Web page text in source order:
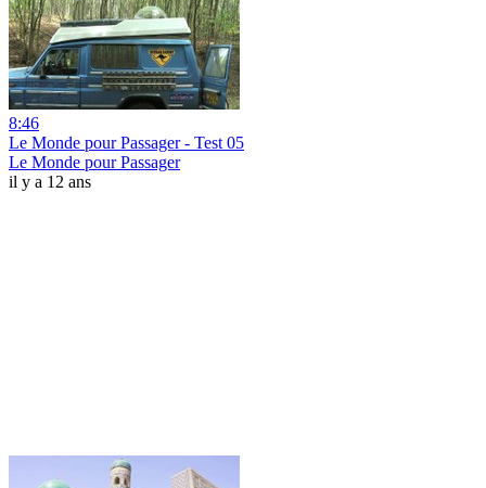
8:46
Le Monde pour Passager - Test 05
Le Monde pour Passager
il y a 12 ans